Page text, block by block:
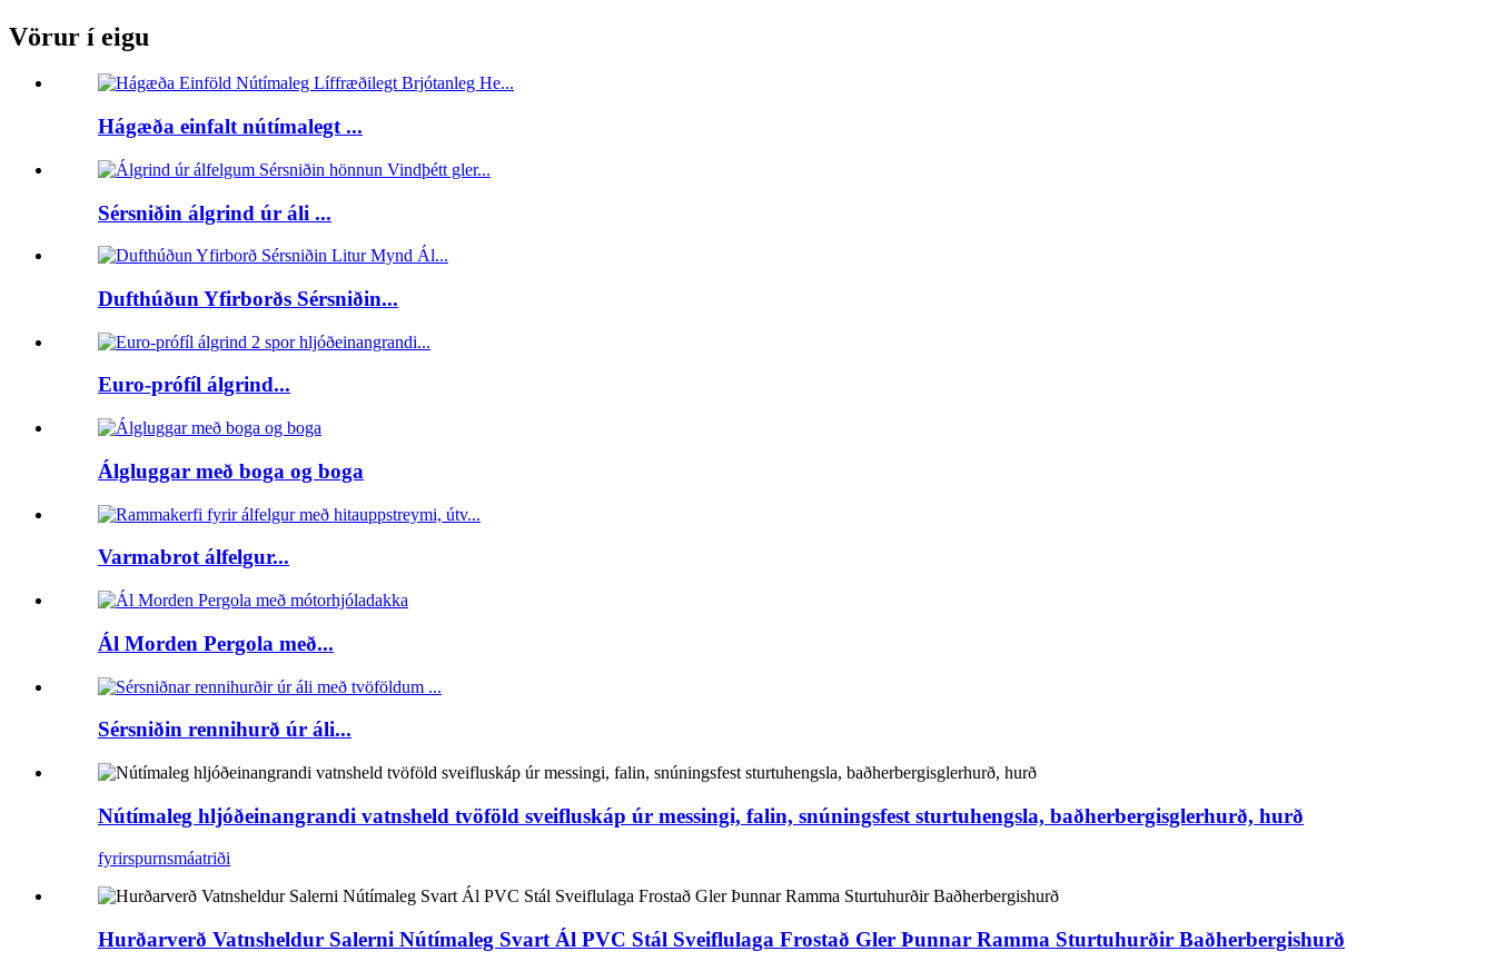
Vörur í eigu
Hágæða einfalt nútímalegt ...
Sérsniðin álgrind úr áli ...
Dufthúðun Yfirborðs Sérsniðin...
Euro-prófíl álgrind...
Álgluggar með boga og boga
Varmabrot álfelgur...
Ál Morden Pergola með...
Sérsniðin rennihurð úr áli...
Nútímaleg hljóðeinangrandi vatnsheld tvöföld sveifluskáp úr messingi, falin, snúningsfest sturtuhengsla, baðherbergisglerhurð, hurð
fyrirspurnsmáatriði
Hurðarverð Vatnsheldur Salerni Nútímaleg Svart Ál PVC Stál Sveiflulaga Frostað Gler Þunnar Ramma Sturtuhurðir Baðherbergishurð